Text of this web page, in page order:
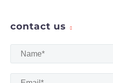
contact us